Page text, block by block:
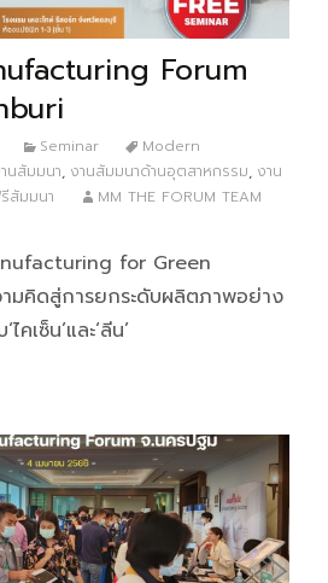
Forum
Seminar
Modern
นสัมมนา, งานสัมมนาด้านอุตสาหกรรม, งาน
สัมมนา MM THE FORUM TEAM
for Green
มคิดสู่การยกระดับผลิตภาพอย่าง
เซ็น’และ‘ลีน’